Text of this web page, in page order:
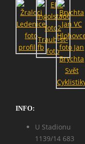
INFO:
U Stadionu
1139/14 683